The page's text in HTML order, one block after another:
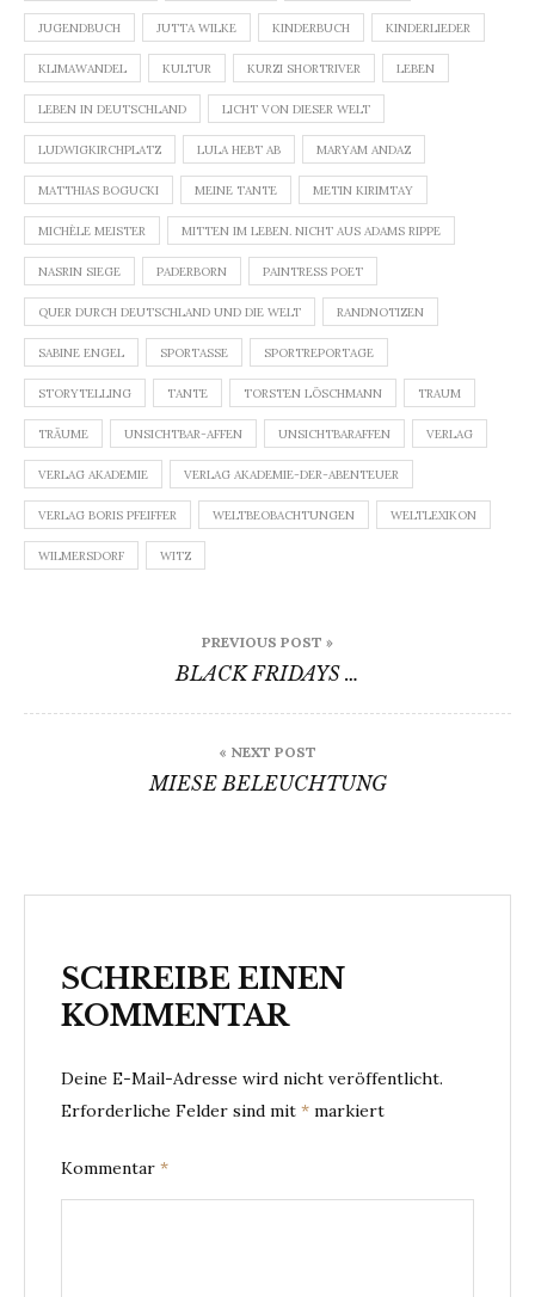
JUGENDBUCH JUTTA WILKE KINDERBUCH KINDERLIEDER
KLIMAWANDEL KULTUR KURZI SHORTRIVER LEBEN
LEBEN IN DEUTSCHLAND LICHT VON DIESER WELT
LUDWIGKIRCHPLATZ LULA HEBT AB MARYAM ANDAZ
MATTHIAS BOGUCKI MEINE TANTE METIN KIRIMTAY
MICHÈLE MEISTER MITTEN IM LEBEN. NICHT AUS ADAMS RIPPE
NASRIN SIEGE PADERBORN PAINTRESS POET
QUER DURCH DEUTSCHLAND UND DIE WELT RANDNOTIZEN
SABINE ENGEL SPORTASSE SPORTREPORTAGE
STORYTELLING TANTE TORSTEN LÖSCHMANN TRAUM
TRÄUME UNSICHTBAR-AFFEN UNSICHTBARAFFEN VERLAG
VERLAG AKADEMIE VERLAG AKADEMIE-DER-ABENTEUER
VERLAG BORIS PFEIFFER WELTBEOBACHTUNGEN WELTLEXIKON
WILMERSDORF WITZ
PREVIOUS POST »
BLACK FRIDAYS …
« NEXT POST
MIESE BELEUCHTUNG
SCHREIBE EINEN
KOMMENTAR
Deine E-Mail-Adresse wird nicht veröffentlicht.
Erforderliche Felder sind mit * markiert
Kommentar *